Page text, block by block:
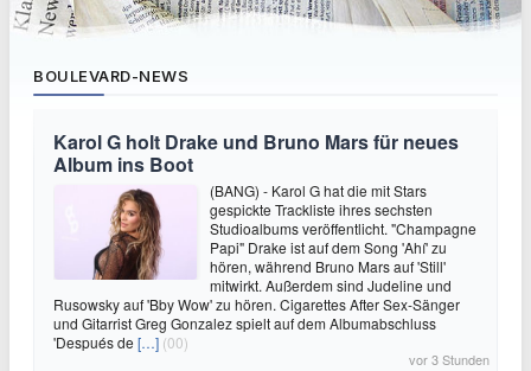
BOULEVARD-NEWS
Karol G holt Drake und Bruno Mars für neues
Album ins Boot
(BANG) - Karol G hat die mit Stars
gespickte Trackliste ihres sechsten
Studioalbums veröffentlicht. "Champagne
Papi" Drake ist auf dem Song 'Ahí' zu
hören, während Bruno Mars auf 'Still'
mitwirkt. Außerdem sind Judeline und
Rusowsky auf 'Bby Wow' zu hören. Cigarettes After Sex-Sänger
und Gitarrist Greg Gonzalez spielt auf dem Albumabschluss
'Después de […] (00)
vor 3 Stunden